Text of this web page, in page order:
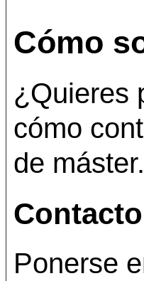
Cómo
¿Quieres
cómo
de máster.
Ponerse